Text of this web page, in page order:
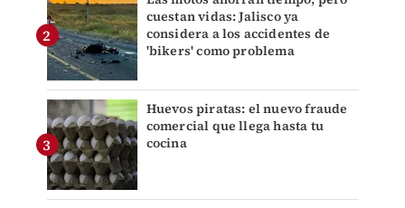
cuestan vidas: Jalisco ya
considera a los accidentes de
'bikers' como problema
Huevos piratas: el nuevo fraude
comercial que llega hasta tu
cocina